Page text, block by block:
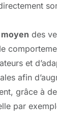
des
et
afin
grâce à
par